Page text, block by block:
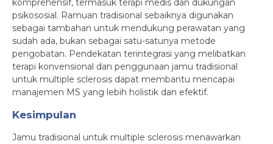
komprehensif, termasuk terapi medis dan dukungan
psikososial. Ramuan tradisional sebaiknya digunakan
sebagai tambahan untuk mendukung perawatan yang
sudah ada, bukan sebagai satu-satunya metode
pengobatan. Pendekatan terintegrasi yang melibatkan
terapi konvensional dan penggunaan jamu tradisional
untuk multiple sclerosis dapat membantu mencapai
manajemen MS yang lebih holistik dan efektif.
Kesimpulan
Jamu tradisional untuk multiple sclerosis menawarkan